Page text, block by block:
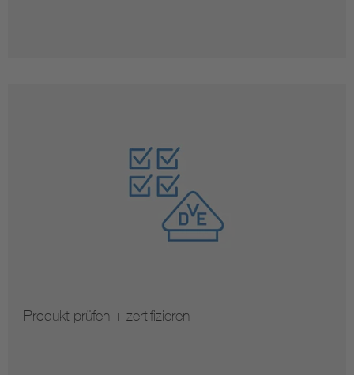
Produkt prüfen + zertifizieren